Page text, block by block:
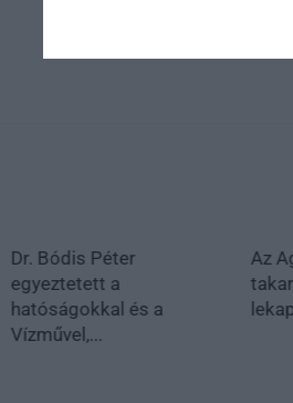
Dr. Bódis Péter
egyeztetett a
hatóságokkal és a
Vízművel,...
Az